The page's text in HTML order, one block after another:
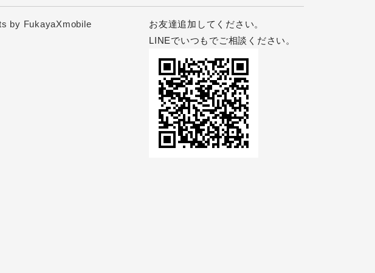
by FukayaXmobile
お友達追加してください。
LINEでいつもでご相談ください。